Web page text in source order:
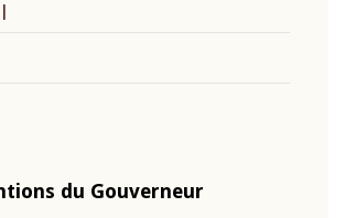
du Gouverneur